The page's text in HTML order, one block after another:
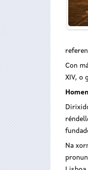
Con
XIV, o
Na